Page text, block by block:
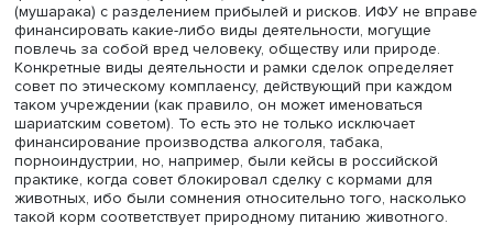
Мадина Калимуллина, фото: Рустам Калимуллин
Также клиенты ИФУ могут привлекать инвестиционные